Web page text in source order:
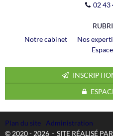
02 43
Notre cabinet
Nos
Plan du site
Administration
© 2020 - 2026
SITE RÉALISÉ